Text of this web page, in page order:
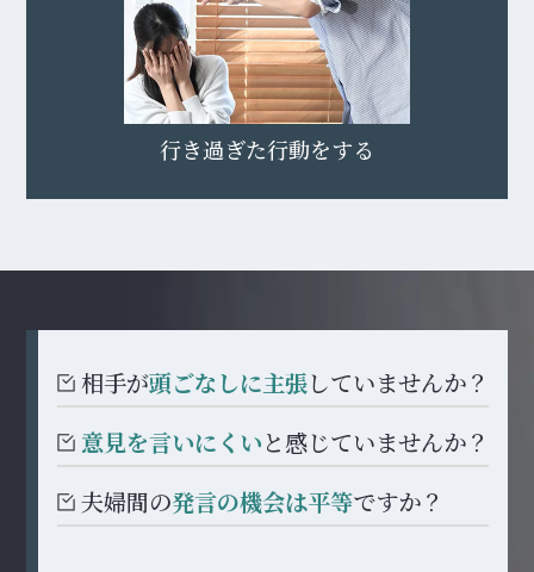
行き過ぎた行動をする
相手が頭ごなしに主張していませんか？
意見を言いにくいと感じていませんか？
夫婦間の発言の機会は平等ですか？